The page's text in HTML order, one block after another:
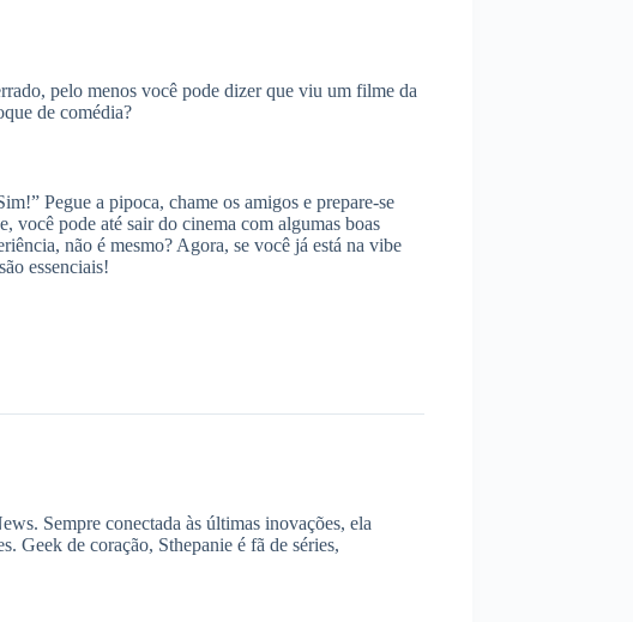
pelo menos você pode dizer que viu um filme da
de comédia?
Pegue a pipoca, chame os amigos e prepare-se
você pode até sair do cinema com algumas boas
não é mesmo? Agora, se você já está na vibe
essenciais!
Sempre conectada às últimas inovações, ela
Geek de coração, Sthepanie é fã de séries,